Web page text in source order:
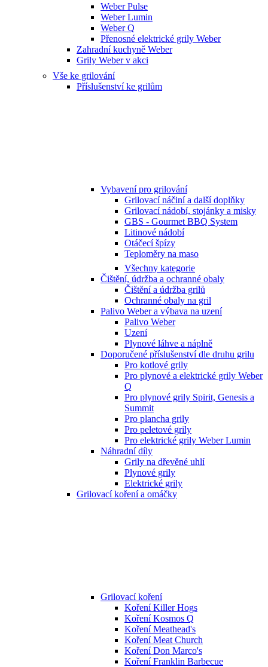
Weber Pulse
Weber Lumin
Weber Q
Přenosné elektrické grily Weber
Zahradní kuchyně Weber
Grily Weber v akci
Vše ke grilování
Příslušenství ke grilům
Vybavení pro grilování
Grilovací náčiní a další doplňky
Grilovací nádobí, stojánky a misky
GBS - Gourmet BBQ System
Litinové nádobí
Otáčecí špízy
Teploměry na maso
Všechny kategorie
Čištění, údržba a ochranné obaly
Čištění a údržba grilů
Ochranné obaly na gril
Palivo Weber a výbava na uzení
Palivo Weber
Uzení
Plynové láhve a náplně
Doporučené příslušenství dle druhu grilu
Pro kotlové grily
Pro plynové a elektrické grily Weber
Q
Pro plynové grily Spirit, Genesis a
Summit
Pro plancha grily
Pro peletové grily
Pro elektrické grily Weber Lumin
Náhradní díly
Grily na dřevěné uhlí
Plynové grily
Elektrické grily
Grilovací koření a omáčky
Grilovací koření
Koření Killer Hogs
Koření Kosmos Q
Koření Meathead's
Koření Meat Church
Koření Don Marco's
Koření Franklin Barbecue